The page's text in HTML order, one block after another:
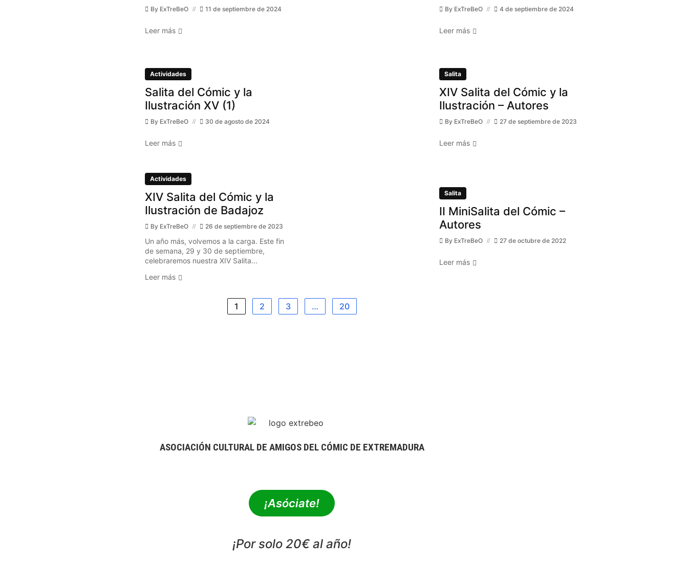
By ExTreBeO 11 de septiembre de 2024
Leer más
By ExTreBeO 4 de septiembre de 2024
Leer más
Actividades
Salita del Cómic y la
Ilustración XV (1)
By ExTreBeO 30 de agosto de 2024
Leer más
Salita
XIV Salita del Cómic y la
Ilustración – Autores
By ExTreBeO 27 de septiembre de 2023
Leer más
Actividades
XIV Salita del Cómic y la
Ilustración de Badajoz
By ExTreBeO 26 de septiembre de 2023
Un año más, volvemos a la carga. Este fin
de semana, 29 y 30 de septiembre,
celebraremos nuestra XIV Salita...
Leer más
Salita
II MiniSalita del Cómic –
Autores
By ExTreBeO 27 de octubre de 2022
Leer más
1 2 3 … 20
ASOCIACIÓN CULTURAL DE AMIGOS DEL CÓMIC DE EXTREMADURA
¡Asóciate!
¡Por solo 20€ al año!